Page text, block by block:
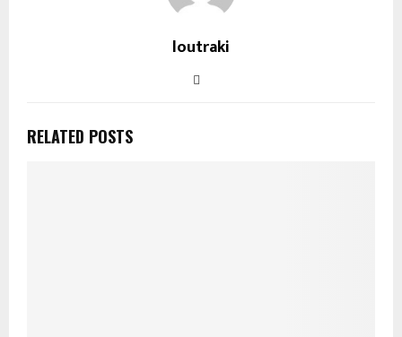
loutraki
RELATED POSTS